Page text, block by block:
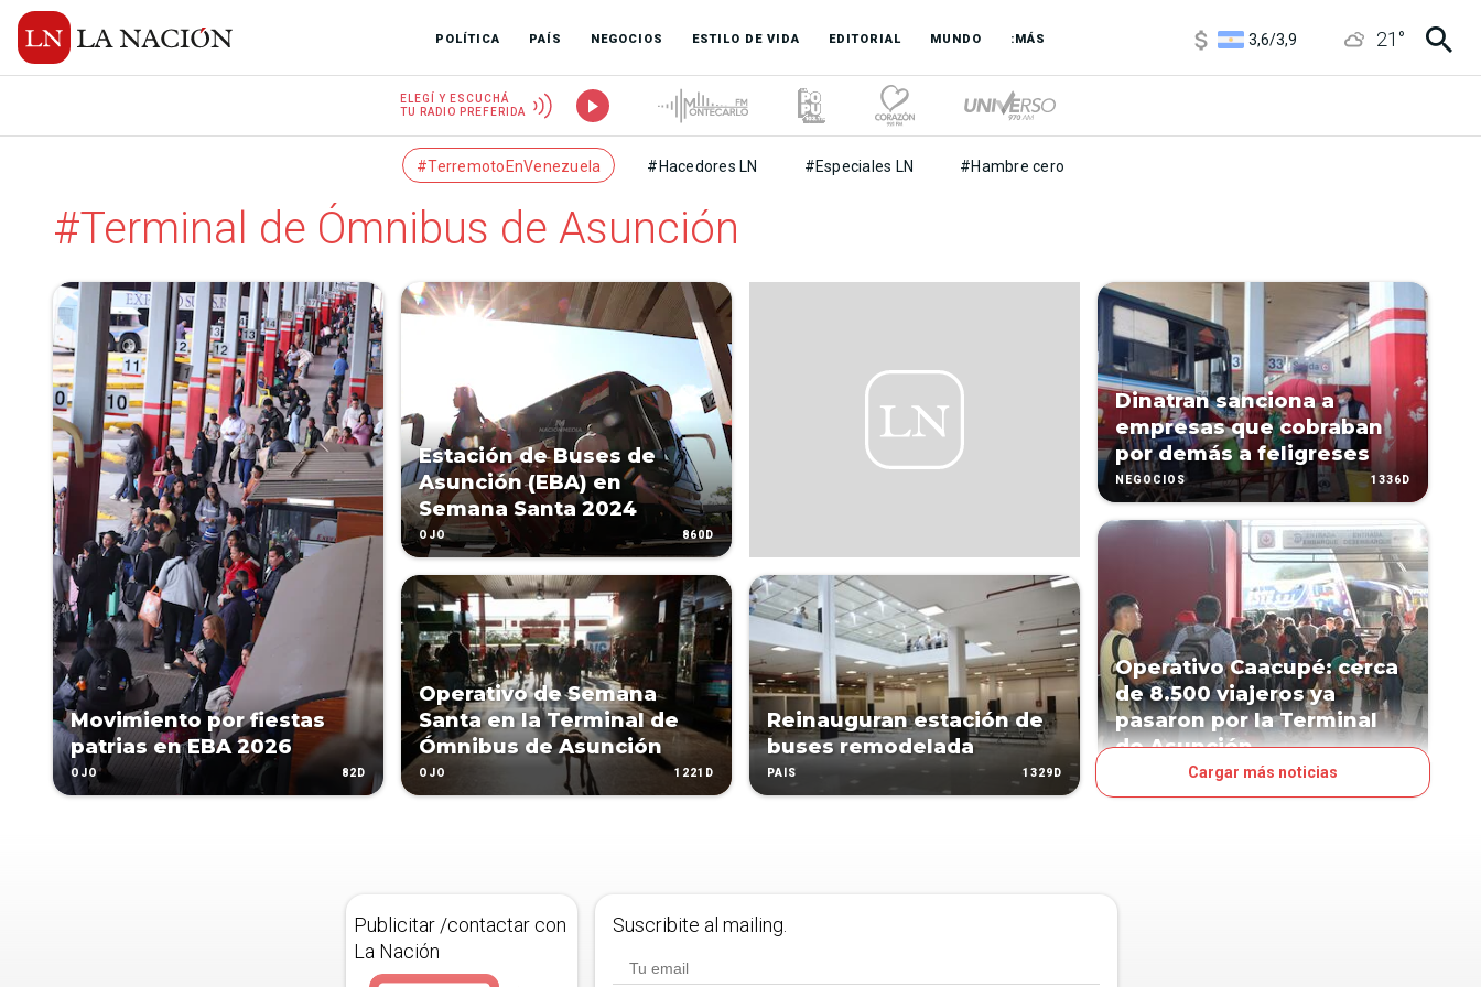
POLÍTICA PAÍS NEGOCIOS ESTILO DE VIDA EDITORIAL MUNDO :MÁS
3,6/3,9
21 °
ELEGÍ Y ESCUCHÁ
TU RADIO PREFERIDA
#TerremotoEnVenezuela #Hacedores LN #Especiales LN #Hambre cero
#Terminal de Ómnibus de Asunción
Movimiento por fiestas
patrias en EBA 2026
OJO 82D
Estación de Buses de
Asunción (EBA) en
Semana Santa 2024
OJO 860D
Operativo de Semana
Santa en la Terminal de
Ómnibus de Asunción
OJO 1221D
Reinauguran estación de
buses remodelada
PAÍS 1329D
Dinatran sanciona a
empresas que cobraban
por demás a feligreses
NEGOCIOS 1336D
Operativo Caacupé: cerca
de 8.500 viajeros ya
pasaron por la Terminal
de Asunción
Cargar más noticias
Publicitar /contactar con
La Nación
Suscribite al mailing.